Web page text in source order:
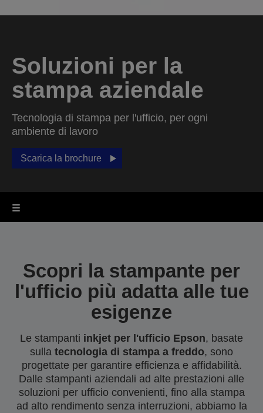
Soluzioni per la
stampa aziendale
Tecnologia di stampa per l'ufficio, per ogni
ambiente di lavoro
Scarica la brochure
Scopri la stampante per
l'ufficio più adatta alle tue
esigenze
Le stampanti inkjet per l'ufficio Epson, basate
sulla tecnologia di stampa a freddo, sono
progettate per garantire efficienza e affidabilità.
Dalle stampanti aziendali ad alte prestazioni alle
soluzioni per ufficio convenienti, fino alla stampa
ad alto rendimento senza interruzioni, abbiamo la